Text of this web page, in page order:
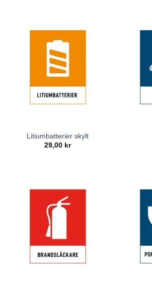
Litiumbatterier skylt
29,00 kr